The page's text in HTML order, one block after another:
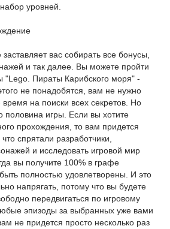
уровней.
вас собирать все бонусы,
и так далее. Вы можете пройти
Пираты Карибского моря" -
не понадобятся, вам не нужно
на поиски всех секретов. Но
половина игры. Если вы хотите
прохождения, то вам придется
спрятали разработчики,
и исследовать игровой мир
вы получите 100% в графе
полностью удовлетворены. И это
напрягать, потому что вы будете
передвигаться по игровому
эпизоды за выбранных уже вами
не придется просто несколько раз